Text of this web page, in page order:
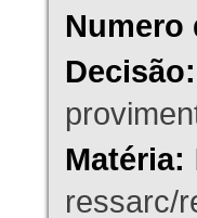
Numero
Decisão:
Matéria:
ressarc/